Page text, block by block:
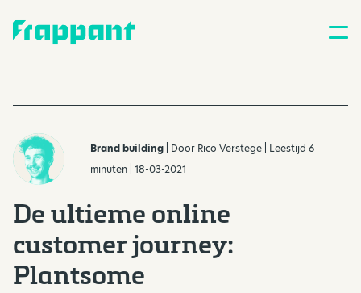
Brand building | Door Rico Verstege | Leestijd 6
minuten | 18-03-2021
De ultieme online
customer journey:
Plantsome